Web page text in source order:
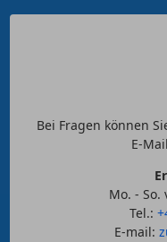
Bei Fragen können
E-
Mo. - So.
Tel.:
E-mail: